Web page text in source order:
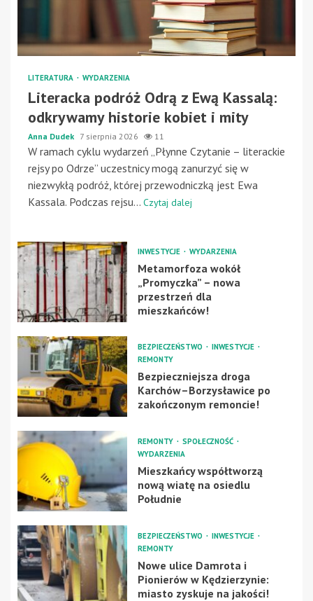
LITERATURA WYDARZENIA
Literacka podróż Odrą z Ewą Kassalą:
odkrywamy historie kobiet i mity
Anna Dudek 7 sierpnia 2026 11
W ramach cyklu wydarzeń „Płynne Czytanie – literackie
rejsy po Odrze” uczestnicy mogą zanurzyć się w
niezwykłą podróż, której przewodniczką jest Ewa
Kassala. Podczas rejsu... Czytaj dalej
INWESTYCJE WYDARZENIA
Metamorfoza wokół
„Promyczka” – nowa
przestrzeń dla
mieszkańców!
BEZPIECZEŃSTWO
INWESTYCJE
REMONTY
Bezpieczniejsza droga
Karchów–Borzysławice po
zakończonym remoncie!
REMONTY
SPOŁECZNOŚĆ
WYDARZENIA
Mieszkańcy współtworzą
nową wiatę na osiedlu
Południe
BEZPIECZEŃSTWO
INWESTYCJE
REMONTY
Nowe ulice Damrota i
Pionierów w Kędzierzynie:
miasto zyskuje na jakości!